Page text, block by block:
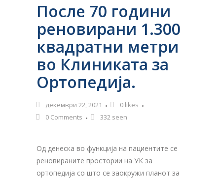
После 70 години
реновирани 1.300
квадратни метри
во Клиниката за
Ортопедија.
декември 22, 2021 0 likes
0 Comments
332 seen
Од денеска во функција на пациентите се
реновираните простории на УК за
ортопедија со што се заокружи планот за